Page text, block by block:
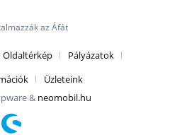
azonnal átvehető
Kiszállítás esetén
39000 Ft
Személyesen
az Áfát
Oldaltérkép
Pályázatok
Üzleteink
& neomobil.hu